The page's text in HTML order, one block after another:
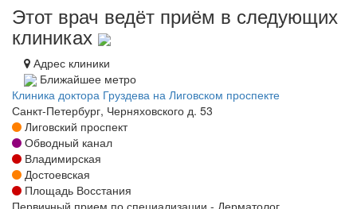
Этот врач ведёт приём в следующих
клиниках
Адрес клиники
Ближайшее метро
Клиника доктора Груздева на Лиговском проспекте
Санкт-Петербург, Черняховского д. 53
Лиговский проспект
Обводный канал
Владимирская
Достоевская
Площадь Восстания